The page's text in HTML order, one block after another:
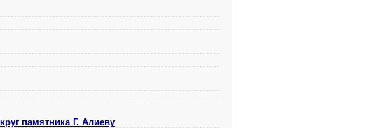
памятника Г. Алиеву